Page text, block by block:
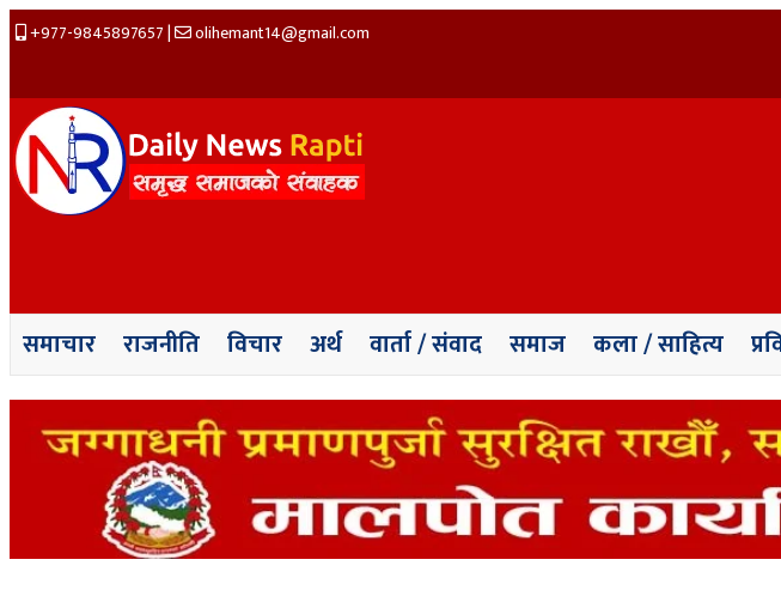
+977-9845897657| olihemant14@gmail.com
समाचार राजनीति विचार अर्थ वार्ता / संवाद समाज कला / साहित्य